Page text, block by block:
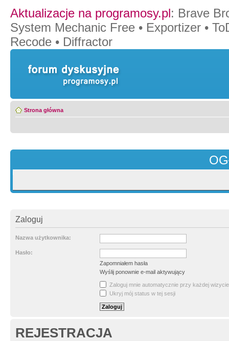
Aktualizacje na programosy.pl: Brave
System Mechanic Free • Exportizer •
Recode • Diffractor
Strona główna
Zaloguj
Nazwa użytkownika:
Hasło:
Zapomniałem hasła
Wyślij ponownie e-mail aktywujący
Zaloguj mnie automatycznie przy każdej wizycie
Ukryj mój status w tej sesji
REJESTRACJA